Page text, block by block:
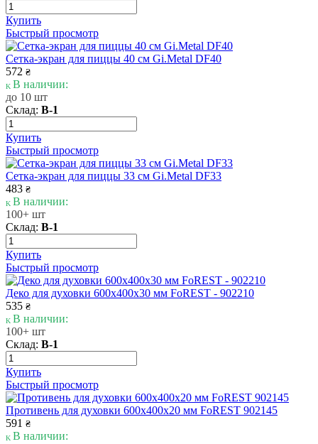
Купить
Быстрый просмотр
Сетка-экран для пиццы 40 см Gi.Metal DF40
572 ₴
В наличии:
до 10 шт
Склад: В-1
Купить
Быстрый просмотр
Сетка-экран для пиццы 33 см Gi.Metal DF33
483 ₴
В наличии:
100+ шт
Склад: В-1
Купить
Быстрый просмотр
Деко для духовки 600х400х30 мм FoREST - 902210
535 ₴
В наличии:
100+ шт
Склад: В-1
Купить
Быстрый просмотр
Противень для духовки 600х400х20 мм FoREST 902145
591 ₴
В наличии: